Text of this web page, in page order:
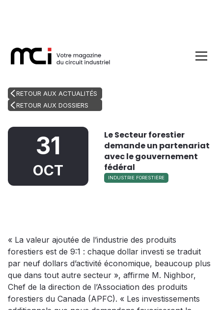
RETOUR AUX ACTUALITÉS
RETOUR AUX DOSSIERS
31
OCT
Le Secteur forestier
demande un partenariat
avec le gouvernement
fédéral
INDUSTRIE FORESTIÈRE
« La valeur ajoutée de l’industrie des produits
forestiers est de 9:1 : chaque dollar investi se traduit
par neuf dollars d’activité économique, beaucoup plus
que dans tout autre secteur », affirme M. Nighbor,
Chef de la direction de l’Association des produits
forestiers du Canada (APFC). « Les investissements